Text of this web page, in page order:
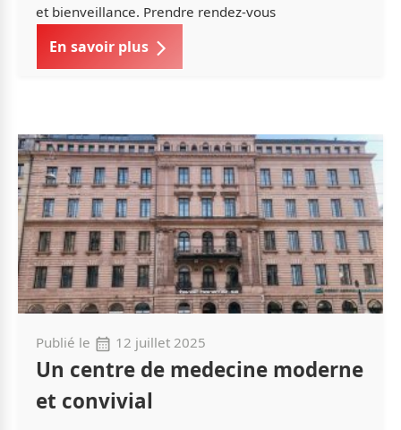
et bienveillance. Prendre rendez-vous
En savoir plus
Publié le 12 juillet 2025
Un centre de medecine moderne
et convivial